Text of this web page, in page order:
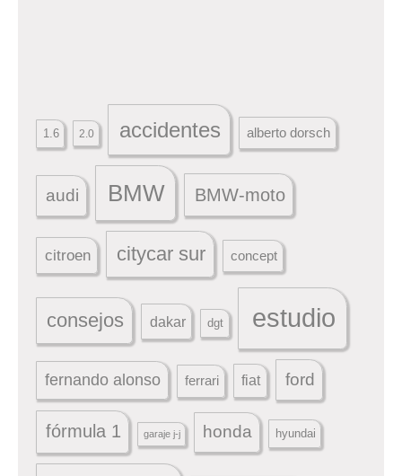
1.6 2.0 accidentes alberto dorsch
audi BMW BMW-moto
citroen citycar sur concept
consejos dakar dgt estudio
fernando alonso ferrari fiat ford
fórmula 1 garaje j-j honda hyundai